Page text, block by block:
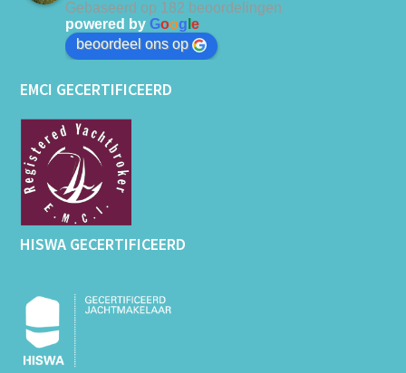
Gebaseerd op 182 beoordelingen
powered byGoog le
beoordeel ons op
EMCI GECERTIFICEERD
HISWA GECERTIFICEERD